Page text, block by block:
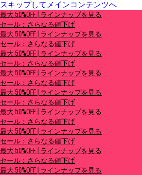
スキップしてメインコンテンツへ
最大 50%OFF | ラインナップを見る
セール：さらなる値下げ
最大 50%OFF | ラインナップを見る
セール：さらなる値下げ
最大 50%OFF | ラインナップを見る
セール：さらなる値下げ
最大 50%OFF | ラインナップを見る
セール：さらなる値下げ
最大 50%OFF | ラインナップを見る
セール：さらなる値下げ
最大 50%OFF | ラインナップを見る
セール：さらなる値下げ
最大 50%OFF | ラインナップを見る
セール：さらなる値下げ
最大 50%OFF | ラインナップを見る
セール：さらなる値下げ
最大 50%OFF | ラインナップを見る
セール：さらなる値下げ
最大 50%OFF | ラインナップを見る